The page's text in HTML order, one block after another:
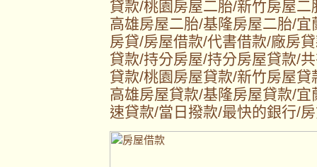
貸款/桃園房屋二胎/新竹房屋
高雄房屋二胎/基隆房屋二胎/
房貸/房屋借款/代書借款/廠房
貸款/持分房屋/持分房屋貸款/
貸款/桃園房屋貸款/新竹房屋
高雄房屋貸款/基隆房屋貸款/
速貸款/當日撥款/最快的銀行/